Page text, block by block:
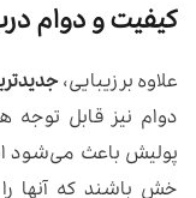
کیفیت و دوام
علاوه بر زیبایی،
دوام نیز قابل توجه
پولیش باعث می‌شود